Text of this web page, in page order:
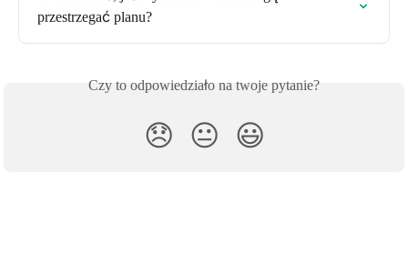
przestrzegać planu?
Czy to odpowiedziało na twoje pytanie?
😞 😐 😃